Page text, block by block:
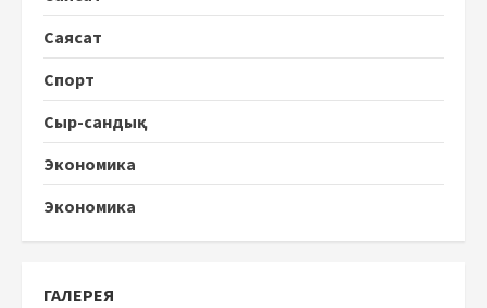
Саясат
Спорт
Сыр-сандық
Экономика
Экономика
ГАЛЕРЕЯ